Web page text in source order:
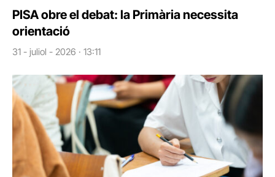
PISA obre el debat: la Primària necessita
orientació
31 - juliol - 2026 · 13:11